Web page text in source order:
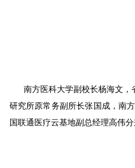
南方医科大学副校长杨海文
研究所原常务副所长张国成，南
国联通医疗云基地副总经理高伟分